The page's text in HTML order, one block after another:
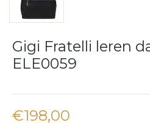
Gigi Fratelli leren
ELE0059
€198,00